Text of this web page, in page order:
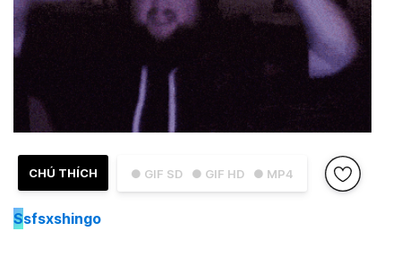
● GIF SD ● GIF HD ● MP4
CHÚ THÍCH
Ssfsxshingo